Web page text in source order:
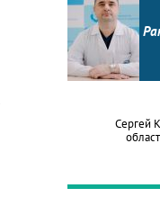
Сергей